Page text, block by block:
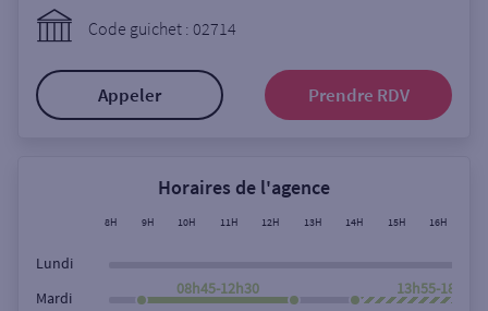
Rechercher
Code guichet : 02714
Appeler Prendre RDV
Horaires de l'agence
8H 9H 10H 11H 12H 13H 14H 15H 16H
Lundi
Mardi
08h45-12h30 13h55-18h00